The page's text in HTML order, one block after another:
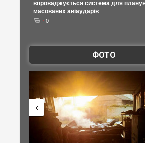
впроваджується система для
масованих авіаударів
0
ФОТО